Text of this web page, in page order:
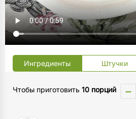
Ингредиенты Штучки
Чтобы приготовить 10 порций −